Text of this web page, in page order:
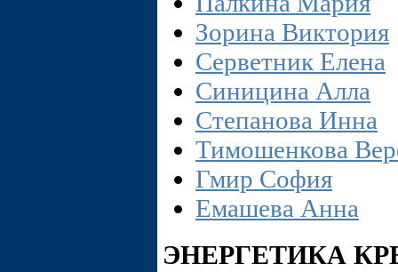
Зорина Виктория
Серветник Елена
Синицина Алла
Степанова Инна
Тимошенкова
Гмир София
Емашева Анна
ЭНЕРГЕТИКА